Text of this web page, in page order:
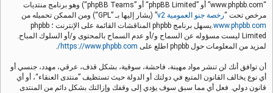
“www.phpbb.com” أو ”phpBB Limited“ أو ”phpBB Teams“) وهو برنامج منتديات
مرخص تحت “رخصة جنو العمومية v2
” (يشار إليها بـ ”GPL“) ومن الممكن تحميله من
www.phpbb.com
.يسهل برنامج phpbb المناقشات القائمة على الإنترنت ؛ phpbb
Limited ليست مسؤوله عن السماح و/أو عدم السماح بالمحتوى و/أو السلوك المباح.
لمزيد من المعلومات حول phpbb اطلع على
https://www.phpbb.com/
.
أن توافق أنك لن تنشر مواد مهينة، فاحشة، سوقية، بشكل قذف، عرقي، مهدد، جنسي أو
أي نوع يخالف القانون المتبع في دولتك أو الدولة حيث تستظيف ”منتدى العنقاء“، أو أي
قانون دولي. فعل أي مما سبق سوف يؤدي إلى وقفك وإزالتك بشكل دائم من المنتدى